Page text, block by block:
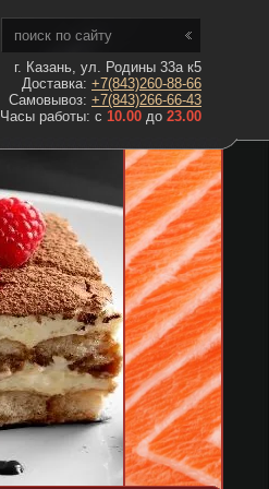
г. Казань, ул. Родины 33а к5
Доставка: +7(843)260-88-66
Самовывоз: +7(843)266-66-43
Часы работы: с 10.00 до 23.00